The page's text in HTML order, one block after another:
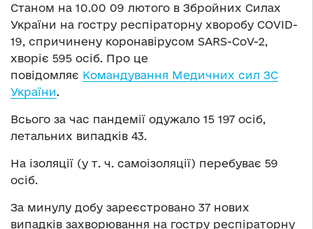
Станом на 10.00 09 лютого в Збройних Силах
України на гостру респіраторну хворобу COVID-
19, спричинену коронавірусом SARS-CoV-2,
хворіє 595 осіб. Про це
повідомляє Командування Медичних сил ЗС
України
Всього за час пандемії одужало 15 197 осіб,
летальних випадків 43.
На ізоляції (у т. ч. самоізоляції) перебуває 59
осіб.
За минулу добу зареєстровано 37 нових
випадків захворювання на гостру респіраторну